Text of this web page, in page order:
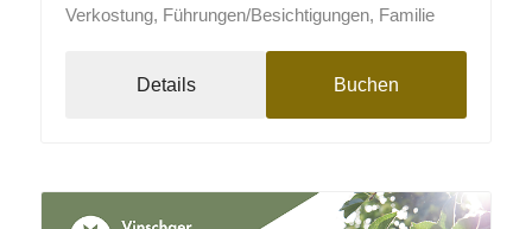
Verkostung, Führungen/Besichtigungen, Familie
Details Buchen